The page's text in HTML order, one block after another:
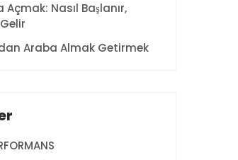
Açmak: Nasıl Başlanır,
Araba Almak Getirmek